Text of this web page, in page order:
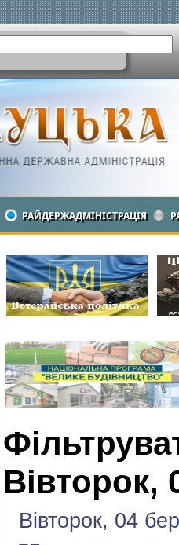
РАЙДЕРЖАДМІНІСТРАЦІЯ
Вівторок,
Вівторок, 04